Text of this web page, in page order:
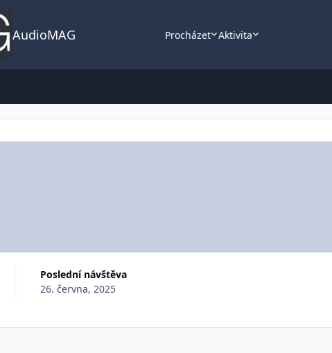
AudioMAG Procházet Aktivita
Poslední návštěva
26. června, 2025